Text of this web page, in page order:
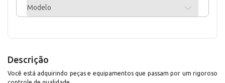
Modelo
Descrição
Você está adquirindo peças e equipamentos que passam por um rigoroso